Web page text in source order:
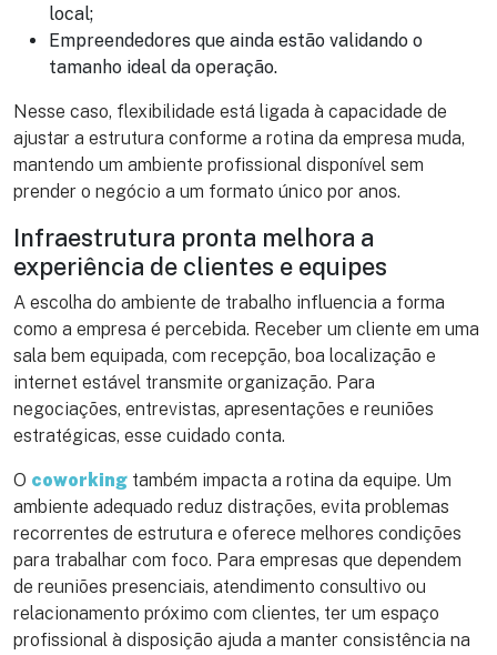
local;
Empreendedores que ainda estão validando o
tamanho ideal da operação.
Nesse caso, flexibilidade está ligada à capacidade de
ajustar a estrutura conforme a rotina da empresa muda,
mantendo um ambiente profissional disponível sem
prender o negócio a um formato único por anos.
Infraestrutura pronta melhora a
experiência de clientes e equipes
A escolha do ambiente de trabalho influencia a forma
como a empresa é percebida. Receber um cliente em uma
sala bem equipada, com recepção, boa localização e
internet estável transmite organização. Para
negociações, entrevistas, apresentações e reuniões
estratégicas, esse cuidado conta.
O coworking também impacta a rotina da equipe. Um
ambiente adequado reduz distrações, evita problemas
recorrentes de estrutura e oferece melhores condições
para trabalhar com foco. Para empresas que dependem
de reuniões presenciais, atendimento consultivo ou
relacionamento próximo com clientes, ter um espaço
profissional à disposição ajuda a manter consistência na